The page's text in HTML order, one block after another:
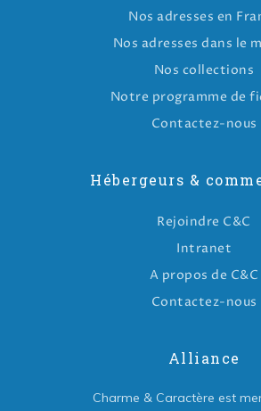
Nos adresses en
Nos adresses dans le
Nos collections
Notre programme de
Contactez-nous
Hébergeurs &
Rejoindre C&C
Intranet
A propos de C&C
Contactez-nous
Alliance
Charme & Caractère est